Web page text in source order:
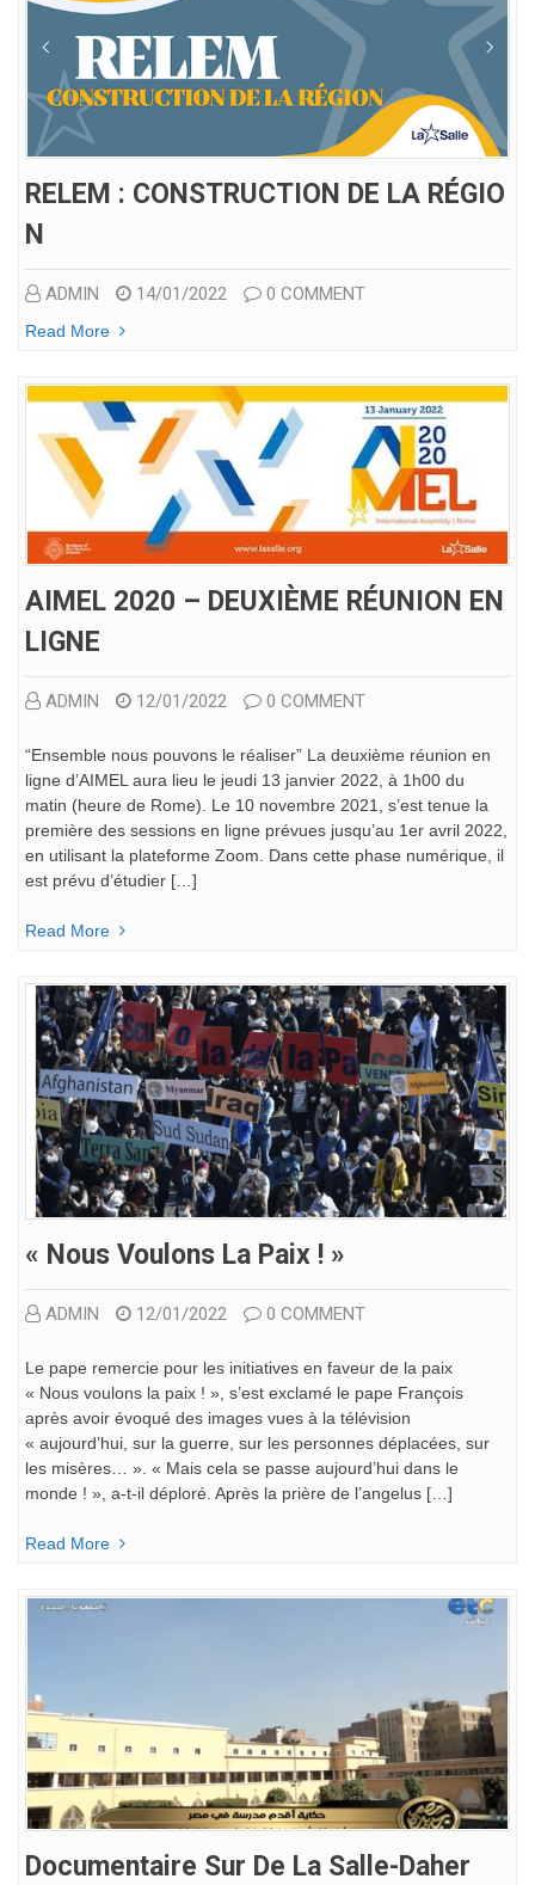
RELEM : CONSTRUCTION DE LA RÉGIO
N
ADMIN 14/01/2022 0 COMMENT
Read More
AIMEL 2020 – DEUXIÈME RÉUNION EN
LIGNE
ADMIN 12/01/2022 0 COMMENT
“Ensemble nous pouvons le réaliser” La deuxième réunion en
ligne d’AIMEL aura lieu le jeudi 13 janvier 2022, à 1h00 du
matin (heure de Rome). Le 10 novembre 2021, s’est tenue la
première des sessions en ligne prévues jusqu’au 1er avril 2022,
en utilisant la plateforme Zoom. Dans cette phase numérique, il
est prévu d’étudier […]
Read More
« Nous Voulons La Paix ! »
ADMIN 12/01/2022 0 COMMENT
Le pape remercie pour les initiatives en faveur de la paix
« Nous voulons la paix ! », s’est exclamé le pape François
après avoir évoqué des images vues à la télévision
« aujourd’hui, sur la guerre, sur les personnes déplacées, sur
les misères… ». « Mais cela se passe aujourd’hui dans le
monde ! », a-t-il déploré. Après la prière de l’angelus […]
Read More
Documentaire Sur De La Salle-Daher